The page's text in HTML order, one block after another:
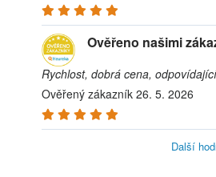
Ověřeno našimi
Rychlost, dobrá cena,
Ověřený zákazník 26. 5. 2026
Další